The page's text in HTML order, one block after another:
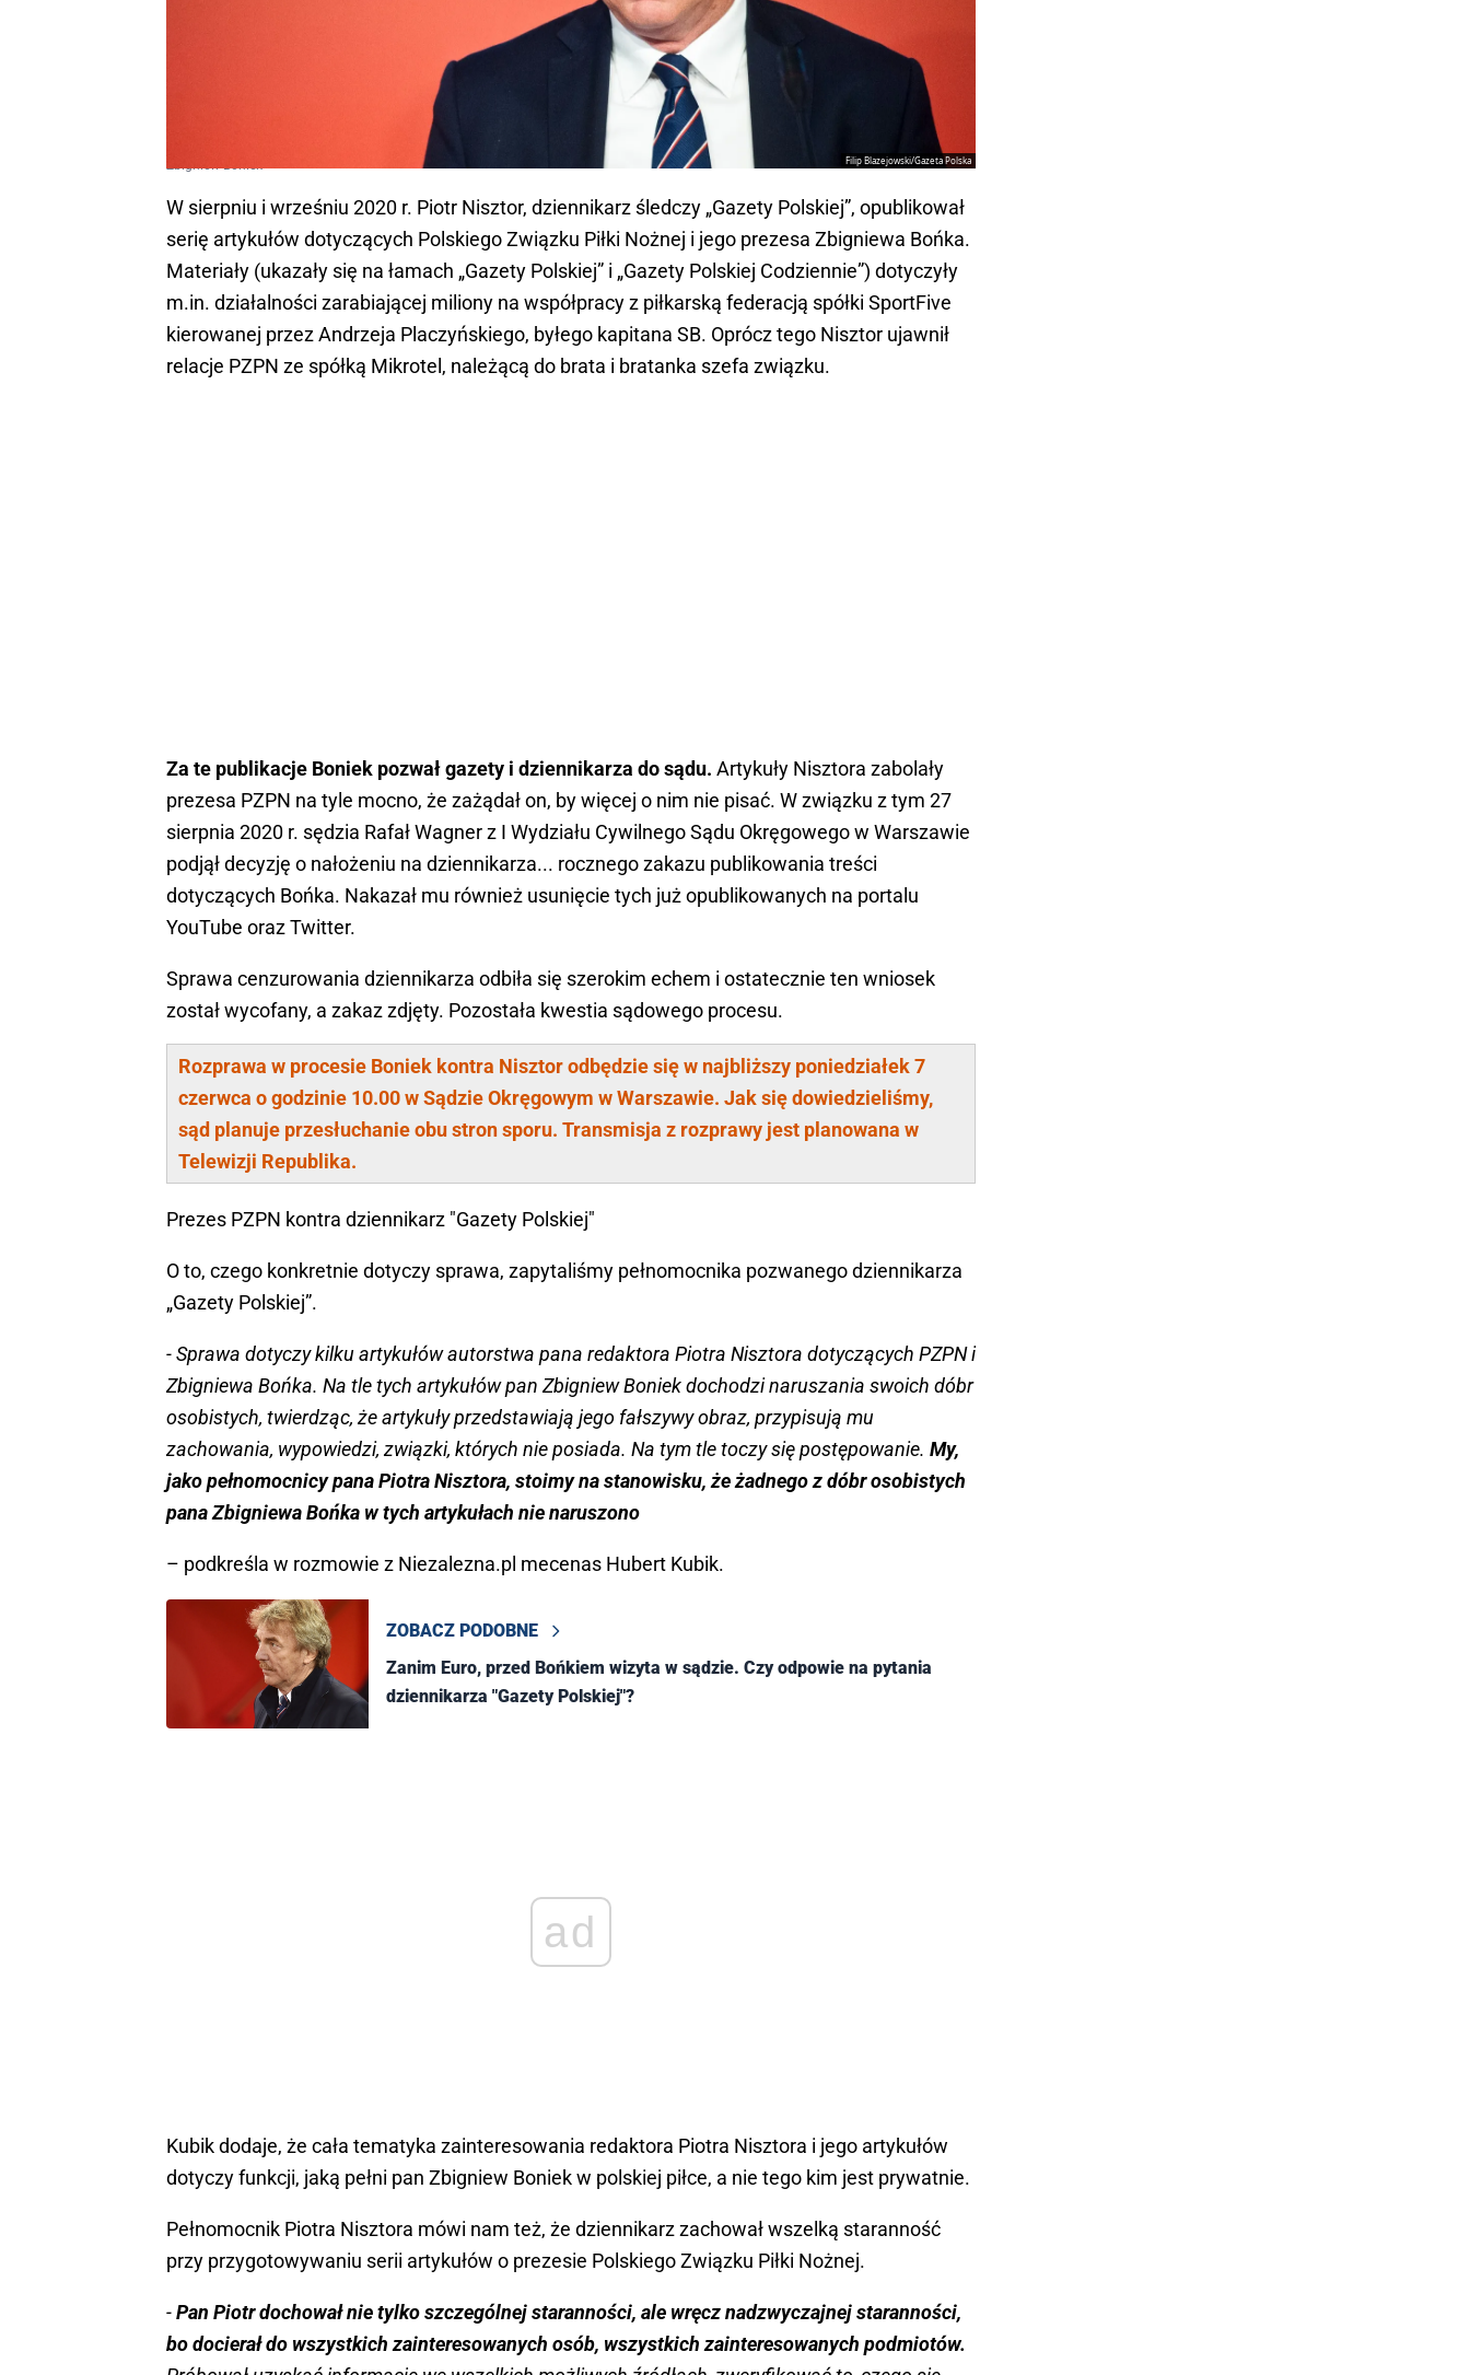
Filip Blazejowski/Gazeta Polska
Zbigniew Boniek
W sierpniu i wrześniu 2020 r. Piotr Nisztor, dziennikarz śledczy „Gazety Polskiej”, opublikował
serię artykułów dotyczących Polskiego Związku Piłki Nożnej i jego prezesa Zbigniewa Bońka.
Materiały (ukazały się na łamach „Gazety Polskiej” i „Gazety Polskiej Codziennie”) dotyczyły
m.in. działalności zarabiającej miliony na współpracy z piłkarską federacją spółki SportFive
kierowanej przez Andrzeja Placzyńskiego, byłego kapitana SB. Oprócz tego Nisztor ujawnił
relacje PZPN ze spółką Mikrotel, należącą do brata i bratanka szefa związku.
Za te publikacje Boniek pozwał gazety i dziennikarza do sądu. Artykuły Nisztora zabolały
prezesa PZPN na tyle mocno, że zażądał on, by więcej o nim nie pisać. W związku z tym 27
sierpnia 2020 r. sędzia Rafał Wagner z I Wydziału Cywilnego Sądu Okręgowego w Warszawie
podjął decyzję o nałożeniu na dziennikarza... rocznego zakazu publikowania treści
dotyczących Bońka. Nakazał mu również usunięcie tych już opublikowanych na portalu
YouTube oraz Twitter.
Sprawa cenzurowania dziennikarza odbiła się szerokim echem i ostatecznie ten wniosek
został wycofany, a zakaz zdjęty. Pozostała kwestia sądowego procesu.
Rozprawa w procesie Boniek kontra Nisztor odbędzie się w najbliższy poniedziałek 7
czerwca o godzinie 10.00 w Sądzie Okręgowym w Warszawie. Jak się dowiedzieliśmy,
sąd planuje przesłuchanie obu stron sporu. Transmisja z rozprawy jest planowana w
Telewizji Republika.
Prezes PZPN kontra dziennikarz "Gazety Polskiej"
O to, czego konkretnie dotyczy sprawa, zapytaliśmy pełnomocnika pozwanego dziennikarza
„Gazety Polskiej”.
- Sprawa dotyczy kilku artykułów autorstwa pana redaktora Piotra Nisztora dotyczących PZPN i
Zbigniewa Bońka. Na tle tych artykułów pan Zbigniew Boniek dochodzi naruszania swoich dóbr
osobistych, twierdząc, że artykuły przedstawiają jego fałszywy obraz, przypisują mu
zachowania, wypowiedzi, związki, których nie posiada. Na tym tle toczy się postępowanie. My,
jako pełnomocnicy pana Piotra Nisztora, stoimy na stanowisku, że żadnego z dóbr osobistych
pana Zbigniewa Bońka w tych artykułach nie naruszono
– podkreśla w rozmowie z Niezalezna.pl mecenas Hubert Kubik.
ZOBACZ PODOBNE
Zanim Euro, przed Bońkiem wizyta w sądzie. Czy odpowie na pytania
dziennikarza "Gazety Polskiej"?
ad
Kubik dodaje, że cała tematyka zainteresowania redaktora Piotra Nisztora i jego artykułów
dotyczy funkcji, jaką pełni pan Zbigniew Boniek w polskiej piłce, a nie tego kim jest prywatnie.
Pełnomocnik Piotra Nisztora mówi nam też, że dziennikarz zachował wszelką staranność
przy przygotowywaniu serii artykułów o prezesie Polskiego Związku Piłki Nożnej.
-Pan Piotr dochował nie tylko szczególnej staranności, ale wręcz nadzwyczajnej staranności,
bo docierał do wszystkich zainteresowanych osób, wszystkich zainteresowanych podmiotów.